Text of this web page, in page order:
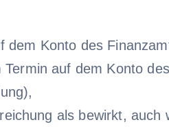
Konto des
auf dem Konto
als bewirkt,